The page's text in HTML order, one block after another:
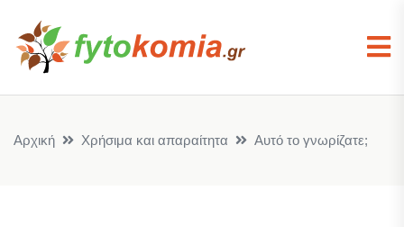
Αρχική Χρήσιμα και απαραίτητα Αυτό το γνωρίζατε;